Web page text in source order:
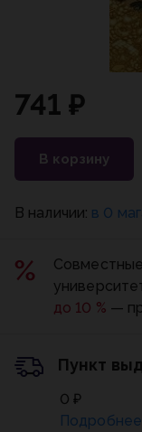
741 ₽
В корзину
В наличии: в 0
до 10 % —
Пункт
0 ₽